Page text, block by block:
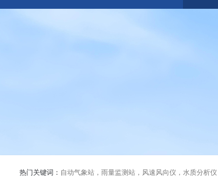
热门关键词： 自动气象站，雨量监测站，风速风向仪，水质分析